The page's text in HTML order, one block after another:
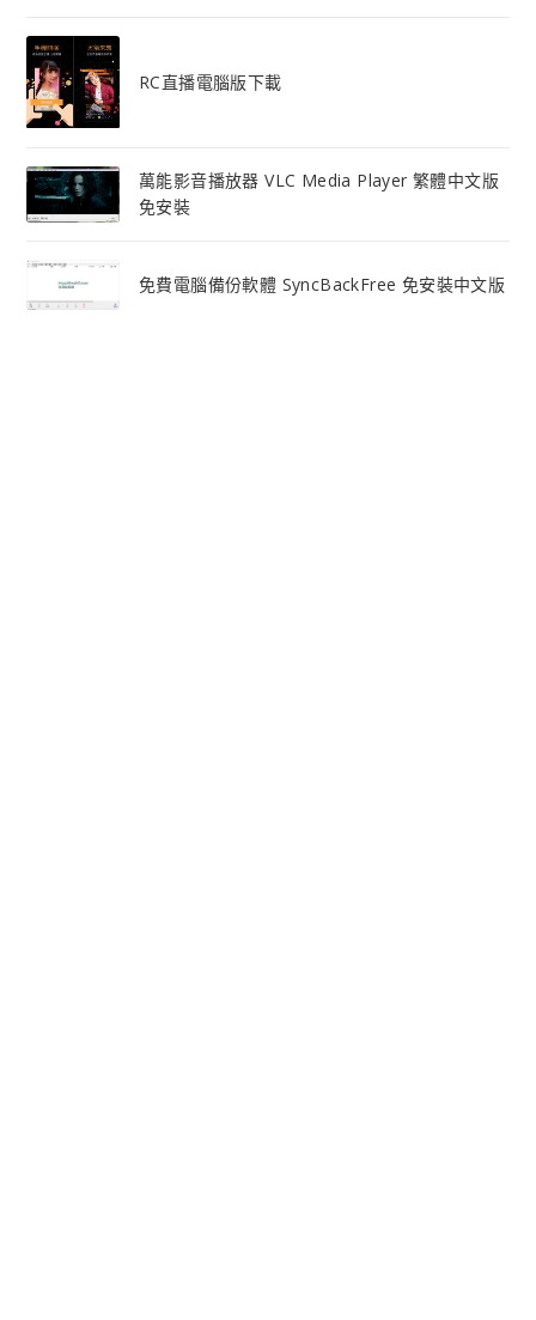
RC直播電腦版下載
萬能影音播放器 VLC Media Player 繁體中文版
免安裝
免費電腦備份軟體 SyncBackFree 免安裝中文版